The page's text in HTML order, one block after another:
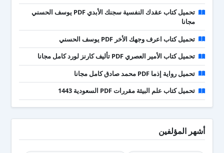
تحميل كتاب عقدك النفسية سجنك الأبدي PDF يوسف الحسني
مجانا
تحميل كتاب اعرف وجهك الأخر PDF يوسف الحسني
تحميل كتاب الأمير العصري PDF تأليف كارنز لورد كامل مجانا
تحميل رواية إذما PDF محمد صادق كامل مجانا
تحميل كتاب علم البيئة مقررات PDF السعودية 1443
أشهر المؤلفين